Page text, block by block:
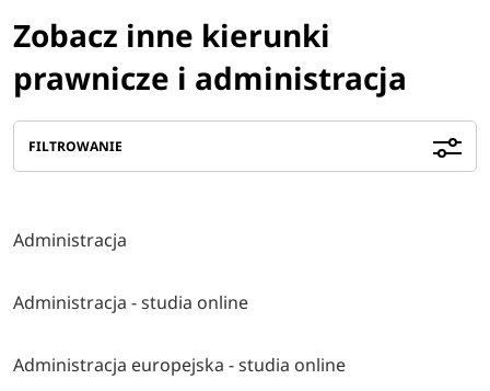
Zobacz inne kierunki
prawnicze i administracja
FILTROWANIE
Administracja
Administracja - studia online
Administracja europejska - studia online